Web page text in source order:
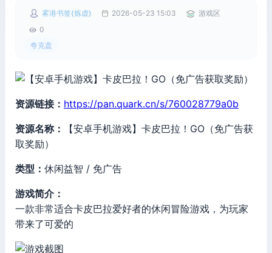
雾港书签(炼虚) 2026-05-23 15:03
游戏区
0
夸克盘
资源链接： https://pan.quark.cn/s/760028779a0b
资源名称：
【安卓手机游戏】卡皮巴拉！GO（免广告获
取奖励）
类型： 休闲益智 / 免广告
游戏简介：
一款非常适合卡皮巴拉爱好者的休闲冒险游戏，为玩家
带来了可爱的